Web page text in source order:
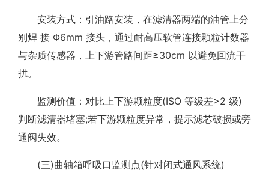
安装方式：引油路安装，在滤清器两端的油管上分
别焊 接 Φ6mm 接头，通过耐高压软管连接颗粒计数器
与杂质传感器，上下游管路间距≥30cm 以避免回流干
扰。
监测价值：对比上下游颗粒度(ISO 等级差>2 级)
判断滤清器堵塞;若下游颗粒度异常，提示滤芯破损或旁
通阀失效。
(三)曲轴箱呼吸口监测点(针对闭式通风系统)